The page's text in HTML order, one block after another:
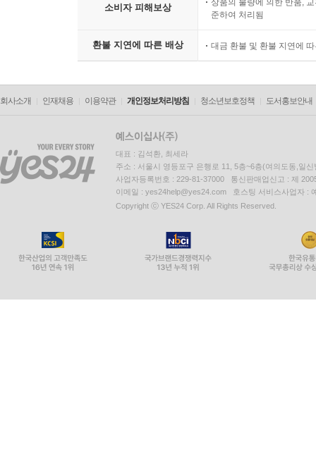
소비자 피해보상
상품의 불량에 의한 반품,
준하여 처리됨
환불 지연에 따른 배상 대금 환불 및 환불 지연에
회사소개 인재채용 이용약관 개인정보처리방침 청소년보호정책 도서홍보안내
대표 : 김석환, 최세라
주소 : 서울시 영등포구 은행로 11, 5층~6층(여의도동,일신
사업자등록번호 : 229-81-37000 통신판매업신고 : 제
이메일 : yes24help@yes24.com 호스팅 서비스사업자 :
Copyright ⓒ YES24 Corp. All Rights Reserved.